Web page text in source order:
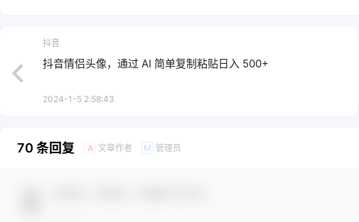
抖音
抖音情侣头像，通过 AI 简单复制粘贴日入 500+
2024-1-5 2:58:43
70 条回复 A 文章作者 M 管理员